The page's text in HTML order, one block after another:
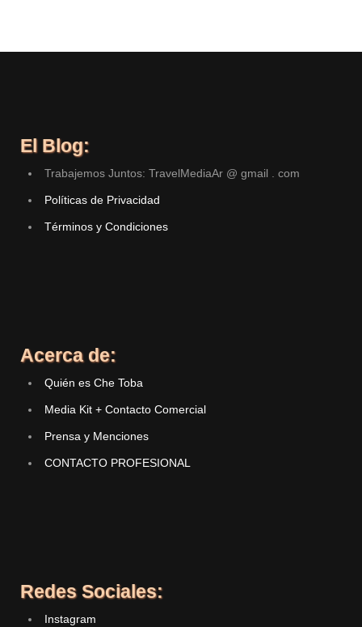
El Blog:
Trabajemos Juntos: TravelMediaAr @ gmail . com
Políticas de Privacidad
Términos y Condiciones
Acerca de:
Quién es Che Toba
Media Kit + Contacto Comercial
Prensa y Menciones
CONTACTO PROFESIONAL
Redes Sociales:
Instagram